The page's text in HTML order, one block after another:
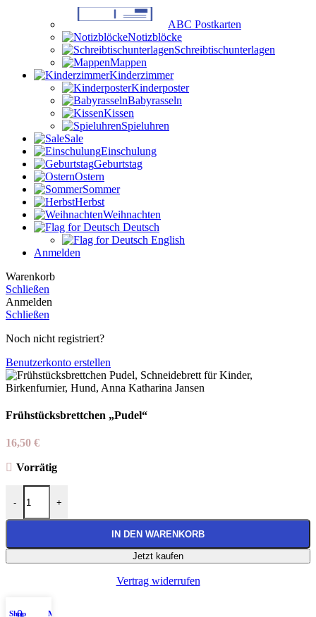
ABC Postkarten
Notizblöcke
Schreibtischunterlagen
Mappen
Kinderzimmer
Kinderposter
Babyrasseln
Kissen
Spieluhren
Sale
Einschulung
Geburtstag
Ostern
Sommer
Herbst
Weihnachten
Deutsch
English
Anmelden
Warenkorb
Schließen
Anmelden
Schließen
Noch nicht registriert?
Benutzerkonto erstellen
Shop
0 Mein Konto
Frühstücksbrettchen „Pudel“
16,50 €
Vorrätig
-
Frühstücksbrettchen "Pudel" Menge
+
IN DEN WARENKORB
Jetzt kaufen
Vertrag widerrufen